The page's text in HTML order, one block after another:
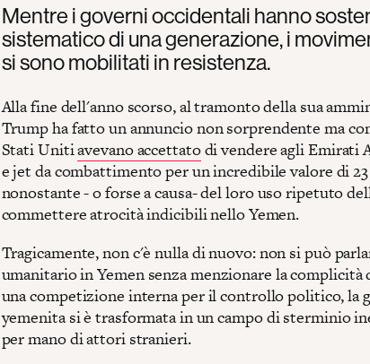
Mentre i governi occidentali hanno
sistematico di una generazione, i
si sono mobilitati in resistenza.
Alla fine dell'anno scorso, al tramonto della sua
Trump ha fatto un annuncio non sorprendente ma
Stati Unitiavevano accettatodi vendere agli Emirati
e jet da combattimento per un incredibile valore di
nonostante - o forse a causa- del loro uso ripetuto
commettere atrocità indicibili nello Yemen.
Tragicamente, non c'è nulla di nuovo: non si può
umanitario in Yemen senza menzionare la
una competizione interna per il controllo politico, la
yemenita si è trasformata in un campo di sterminio
per mano di attori stranieri.